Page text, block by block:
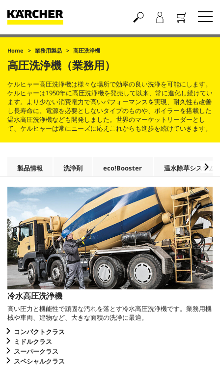
買い物かご
Home 業務用製品 高圧洗浄機
高圧洗浄機（業務用）
ケルヒャー高圧洗浄機は様々な場所で効率の良い洗浄を可能にします。
ケルヒャーは1950年に高圧洗浄機を発売して以来、常に進化し続けてい
ます。より少ない消費電力で高いパフォーマンスを実現、耐久性も改善
し長寿命に。電源を必要としないタイプのものや、ボイラーを搭載した
温水高圧洗浄機なども開発しました。世界のマーケットリーダーとし
て、ケルヒャーは常にニーズに応えこれからも進歩を続けていきます。
製品情報 洗浄剤 eco!Booster 温水除草システム
冷水高圧洗浄機
高い圧力と機能性で頑固な汚れを落とす冷水高圧洗浄機です。業務用機
械や車両、建物など、大きな面積の洗浄に最適。
コンパクトクラス
ミドルクラス
スーパークラス
スペシャルクラス